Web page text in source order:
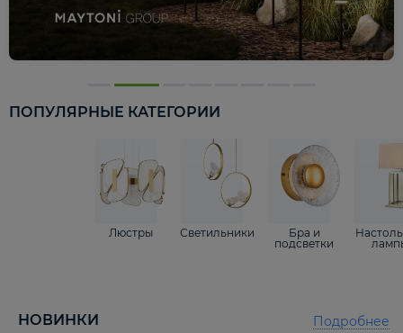
ПОПУЛЯРНЫЕ КАТЕГОРИИ
Люстры Светильники
Бра и
подсветки
НОВИНКИ Подробнее